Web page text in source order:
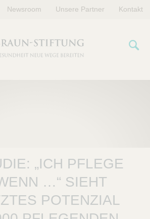
Newsroom Unsere Partner Kontakt
„ICH PFLEGE
…“ SIEHT
POTENZIAL